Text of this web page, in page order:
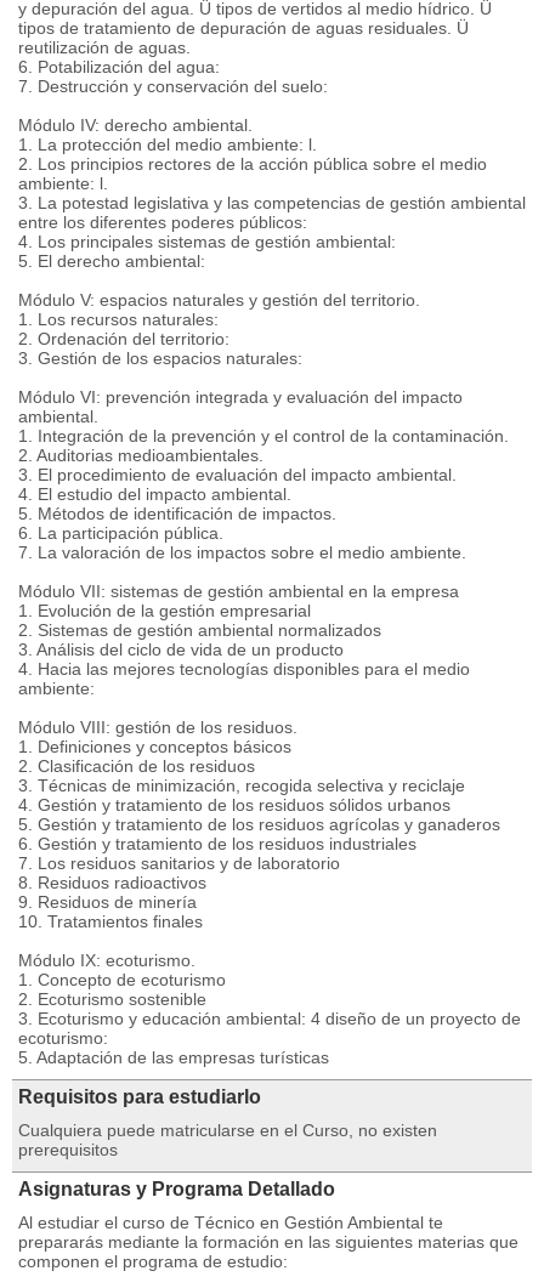
y depuración del agua. Ü tipos de vertidos al medio hídrico. Ü
tipos de tratamiento de depuración de aguas residuales. Ü
reutilización de aguas.
6. Potabilización del agua:
7. Destrucción y conservación del suelo:
Módulo IV: derecho ambiental.
1. La protección del medio ambiente: l.
2. Los principios rectores de la acción pública sobre el medio
ambiente: l.
3. La potestad legislativa y las competencias de gestión ambiental
entre los diferentes poderes públicos:
4. Los principales sistemas de gestión ambiental:
5. El derecho ambiental:
Módulo V: espacios naturales y gestión del territorio.
1. Los recursos naturales:
2. Ordenación del territorio:
3. Gestión de los espacios naturales:
Módulo VI: prevención integrada y evaluación del impacto
ambiental.
1. Integración de la prevención y el control de la contaminación.
2. Auditorias medioambientales.
3. El procedimiento de evaluación del impacto ambiental.
4. El estudio del impacto ambiental.
5. Métodos de identificación de impactos.
6. La participación pública.
7. La valoración de los impactos sobre el medio ambiente.
Módulo VII: sistemas de gestión ambiental en la empresa
1. Evolución de la gestión empresarial
2. Sistemas de gestión ambiental normalizados
3. Análisis del ciclo de vida de un producto
4. Hacia las mejores tecnologías disponibles para el medio
ambiente:
Módulo VIII: gestión de los residuos.
1. Definiciones y conceptos básicos
2. Clasificación de los residuos
3. Técnicas de minimización, recogida selectiva y reciclaje
4. Gestión y tratamiento de los residuos sólidos urbanos
5. Gestión y tratamiento de los residuos agrícolas y ganaderos
6. Gestión y tratamiento de los residuos industriales
7. Los residuos sanitarios y de laboratorio
8. Residuos radioactivos
9. Residuos de minería
10. Tratamientos finales
Módulo IX: ecoturismo.
1. Concepto de ecoturismo
2. Ecoturismo sostenible
3. Ecoturismo y educación ambiental: 4 diseño de un proyecto de
ecoturismo:
5. Adaptación de las empresas turísticas
Requisitos para estudiarlo
Cualquiera puede matricularse en el Curso, no existen
prerequisitos
Asignaturas y Programa Detallado
Al estudiar el curso de Técnico en Gestión Ambiental te
prepararás mediante la formación en las siguientes materias que
componen el programa de estudio: